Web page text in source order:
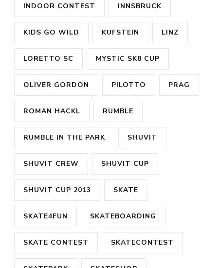
INDOOR CONTEST INNSBRUCK
KIDS GO WILD KUFSTEIN LINZ
LORETTO SC MYSTIC SK8 CUP
OLIVER GORDON PILOTTO PRAG
ROMAN HACKL RUMBLE
RUMBLE IN THE PARK SHUVIT
SHUVIT CREW SHUVIT CUP
SHUVIT CUP 2013 SKATE
SKATE4FUN SKATEBOARDING
SKATE CONTEST SKATECONTEST